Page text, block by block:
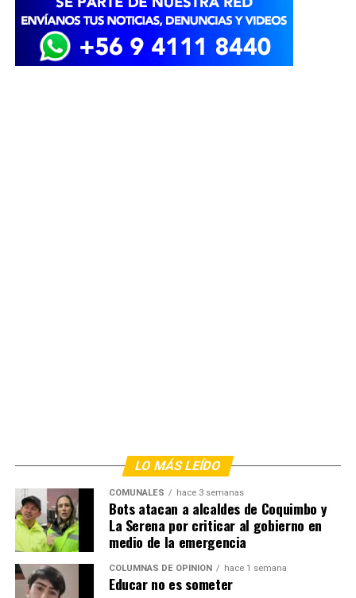
LO MÁS LEÍDO
COMUNALES hace 3 semanas
Bots atacan a alcaldes de Coquimbo y
La Serena por criticar al gobierno en
medio de la emergencia
COLUMNAS DE OPINIÓN hace 1 semana
Educar no es someter